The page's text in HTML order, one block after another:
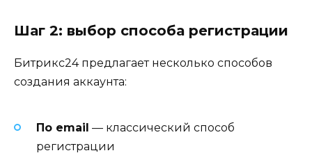
Шаг 2: выбор способа регистрации
Битрикс24 предлагает несколько способов
создания аккаунта:
По email — классический способ
регистрации